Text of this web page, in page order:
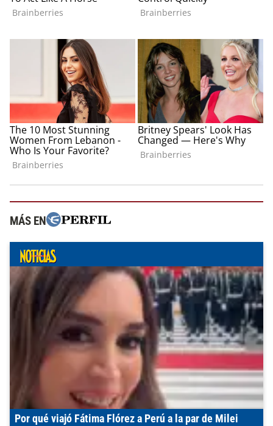
MÁS EN
Por qué viajó Fátima Flórez a Perú a la par de Milei